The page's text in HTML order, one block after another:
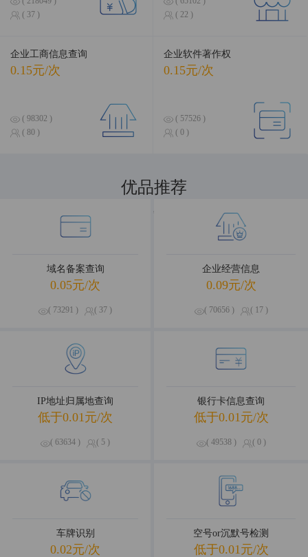
( 37 )
( 22 )
企业工商信息查询
0.15元/次
( 98302 )
( 80 )
企业软件著作权
0.15元/次
( 57526 )
( 0 )
优品推荐
海量数据，优选试用
域名备案查询
0.05元/次
( 73291 ) ( 37 )
企业经营信息
0.09元/次
( 70656 ) ( 17 )
IP地址归属地查询
低于0.01元/次
( 63634 ) ( 5 )
银行卡信息查询
低于0.01元/次
( 49538 ) ( 0 )
车牌识别
0.02元/次
空号or沉默号检测
低于0.01元/次